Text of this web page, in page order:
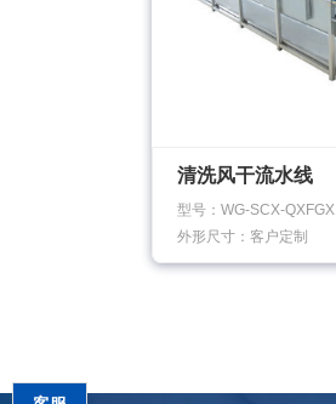
清洗风干流水线
型号：WG-SCX-QXFGX
外形尺寸：客户定制